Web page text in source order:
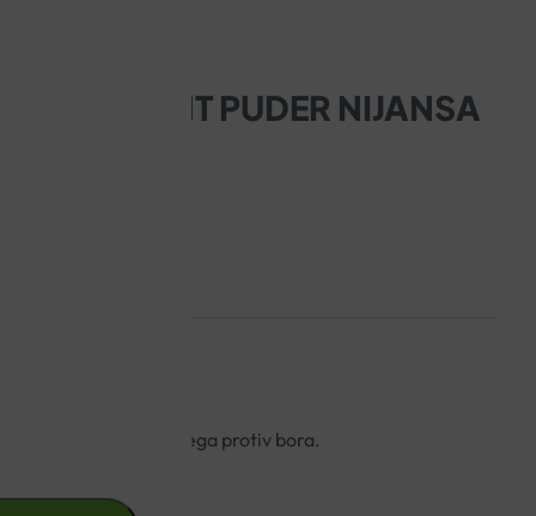
FLEXITEINT PUDER NIJANSA
da puder bude i njega protiv bora.